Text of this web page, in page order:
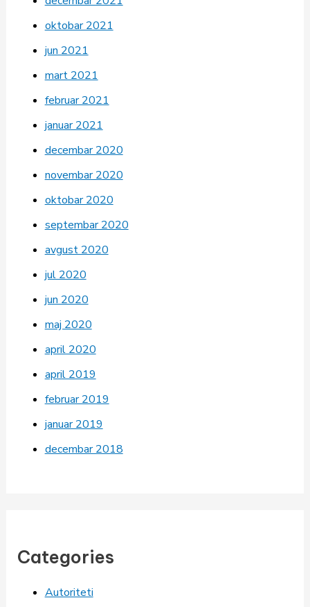
oktobar 2021
jun 2021
mart 2021
februar 2021
januar 2021
decembar 2020
novembar 2020
oktobar 2020
septembar 2020
avgust 2020
jul 2020
jun 2020
maj 2020
april 2020
april 2019
februar 2019
januar 2019
decembar 2018
Categories
Autoriteti